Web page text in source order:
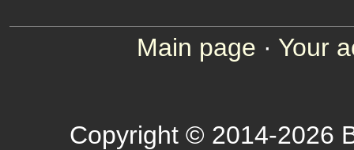
Main page · Your
Copyright © 2014-2026